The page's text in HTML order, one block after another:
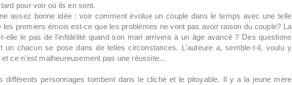
pour voir où ils en sont.
assez bonne idée : voir comment évolue un couple dans le temps avec une telle
les premiers émois est-ce que les problèmes ne vont pas avoir raison du couple? La
elle le pas de l'infidélité quand son mari arrivera à un âge avancé ? Des questions
un chacun se pose dans de telles circonstances. L'auteure a, semble-t-il, voulu y
ce n'est malheureusement pas une réussite...
différents personnages tombent dans le cliché et le pitoyable. Il y a la jeune mère